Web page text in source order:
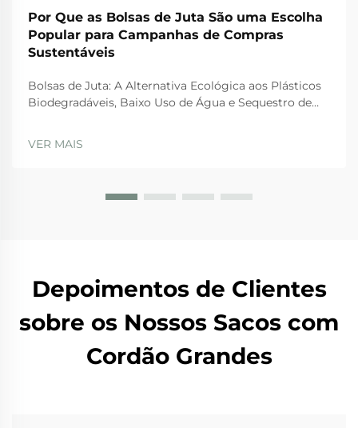
Por Que as Bolsas de Juta São uma Escolha
Popular para Campanhas de Compras
Sustentáveis
Bolsas de Juta: A Alternativa Ecológica aos Plásticos
Biodegradáveis, Baixo Uso de Água e Sequestro de
bolsas de juta se destacam por várias razões. Em
VER MAIS
Depoimentos de Clientes
sobre os Nossos Sacos com
Cordão Grandes